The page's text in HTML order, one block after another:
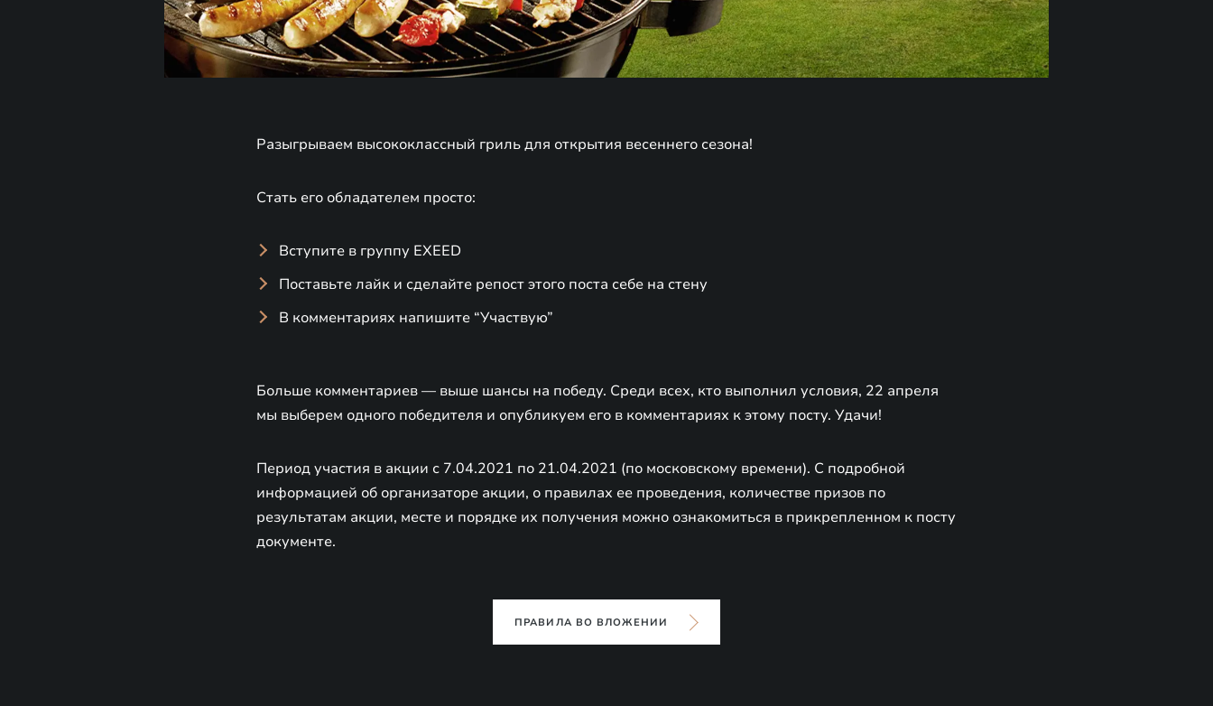
Разыгрываем высококлассный гриль для открытия весеннего сезона!
Стать его обладателем просто:
Вступите в группу EXEED
Поставьте лайк и сделайте репост этого поста себе на стену
В комментариях напишите “Участвую”
Больше комментариев — выше шансы на победу. Среди всех, кто выполнил условия, 22 апреля
мы выберем одного победителя и опубликуем его в комментариях к этому посту. Удачи!
Период участия в акции с 7.04.2021 по 21.04.2021 (по московскому времени). С подробной
информацией об организаторе акции, о правилах ее проведения, количестве призов по
результатам акции, месте и порядке их получения можно ознакомиться в прикрепленном к посту
документе.
ПРАВИЛА ВО ВЛОЖЕНИИ